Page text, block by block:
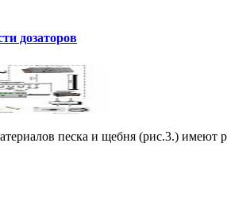
дозаторов
песка и щебня (рис.3.) имеют